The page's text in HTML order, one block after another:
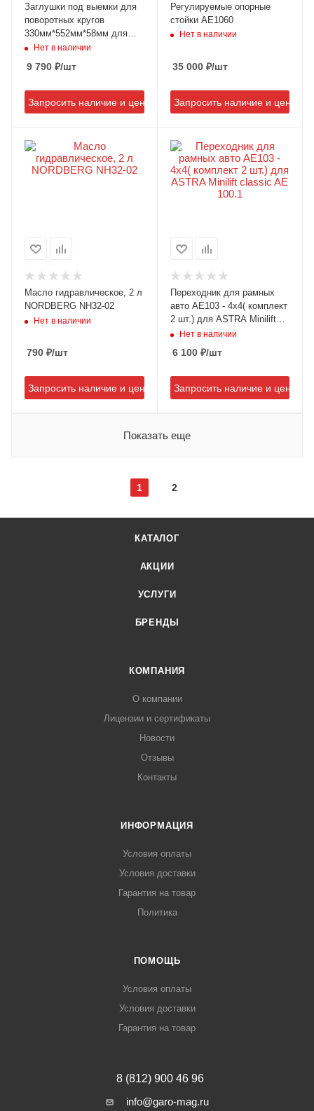
Заглушки под выемки для
поворотных кругов
330мм*552мм*58мм для
N635-4,5 NORDBERG N635-
Нет в наличии
9 790 ₽/шт
Запросить наличие и цену
Регулируемые опорные
стойки AE1060
Нет в наличии
35 000₽/шт
Запросить наличие и цену
Масло гидравлическое, 2 л
NORDBERG NH32-02
Нет в наличии
790 ₽/шт
Запросить наличие и цену
Переходник для рамных
авто AE103 - 4х4( комплект
2 шт.) для ASTRA Minilift
classic AE 100.1
Нет в наличии
6 100₽/шт
Запросить наличие и цену
Показать еще
1 2
КАТАЛОГ
АКЦИИ
УСЛУГИ
БРЕНДЫ
КОМПАНИЯ
О компании
Лицензии и сертификаты
Новости
Отзывы
Контакты
ИНФОРМАЦИЯ
Условия оплаты
Условия доставки
Гарантия на товар
Политика
ПОМОЩЬ
Условия оплаты
Условия доставки
Гарантия на товар
8 (812) 900 46 96
info@garo-mag.ru